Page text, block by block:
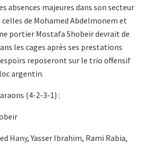
absences majeures dans son secteur
de Mohamed Abdelmonem et
portier Mostafa Shobeir devrait de
les cages après ses prestations
espoirs reposeront sur le trio offensif
argentin.
(4-2-3-1) :
Hany, Yasser Ibrahim, Rami Rabia,